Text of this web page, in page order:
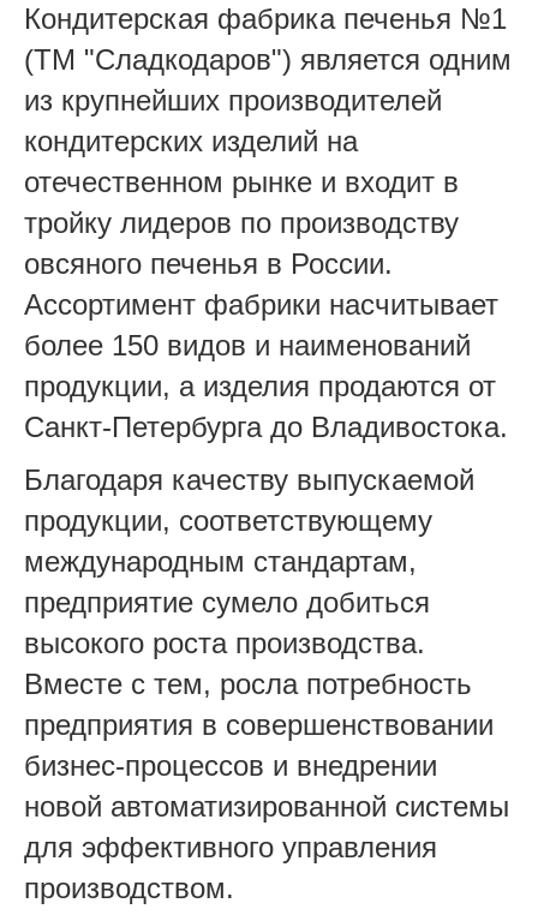
Кондитерская фабрика печенья №1
(ТМ "Сладкодаров") является одним
из крупнейших производителей
кондитерских изделий на
отечественном рынке и входит в
тройку лидеров по производству
овсяного печенья в России.
Ассортимент фабрики насчитывает
более 150 видов и наименований
продукции, а изделия продаются от
Санкт-Петербурга до Владивостока.
Благодаря качеству выпускаемой
продукции, соответствующему
международным стандартам,
предприятие сумело добиться
высокого роста производства.
Вместе с тем, росла потребность
предприятия в совершенствовании
бизнес-процессов и внедрении
новой автоматизированной системы
для эффективного управления
производством.